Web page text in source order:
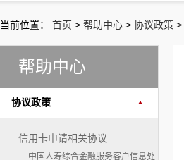
当前位置： 首页 > 帮助中心 > 协议政策 >
帮助中心
协议政策
信用卡申请相关协议
中国人寿综合金融服务客户信息处